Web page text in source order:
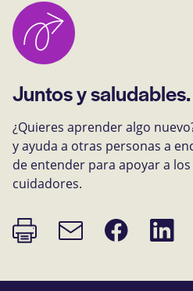
Juntos y saludables.
¿Quieres aprender algo
y ayuda a otras personas a
de entender para apoyar a
cuidadores.
Imprimir
página
Enlace
de
Compartir
en en